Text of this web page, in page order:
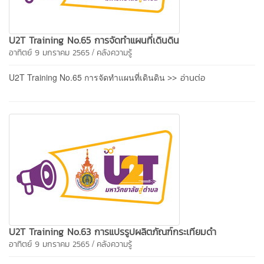
U2T Training No.65 การจัดทำแผนที่เดินดิน
อาทิตย์ 9 มกราคม 2565 / คลังความรู้
U2T Training No.65 การจัดทำแผนที่เดินดิน >> อ่านต่อ
U2T Training No.63 การแปรรูปผลิตภัณฑ์กระเทียมดำ
อาทิตย์ 9 มกราคม 2565 / คลังความรู้